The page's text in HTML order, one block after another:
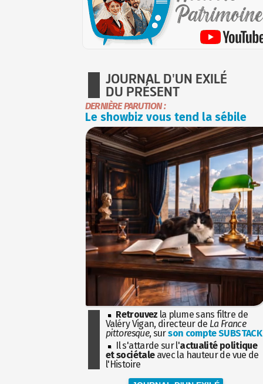
JOURNAL D'UN EXILÉ
DU PRÉSENT
DERNIÈRE PARUTION :
Le showbiz vous tend la sébile
Retrouvez la plume sans filtre de
Valéry Vigan, directeur de La France
pittoresque, surson compte SUBSTACK
Il s'attarde sur l'actualité politique
et sociétaleavec la hauteur de vue de
l'Histoire